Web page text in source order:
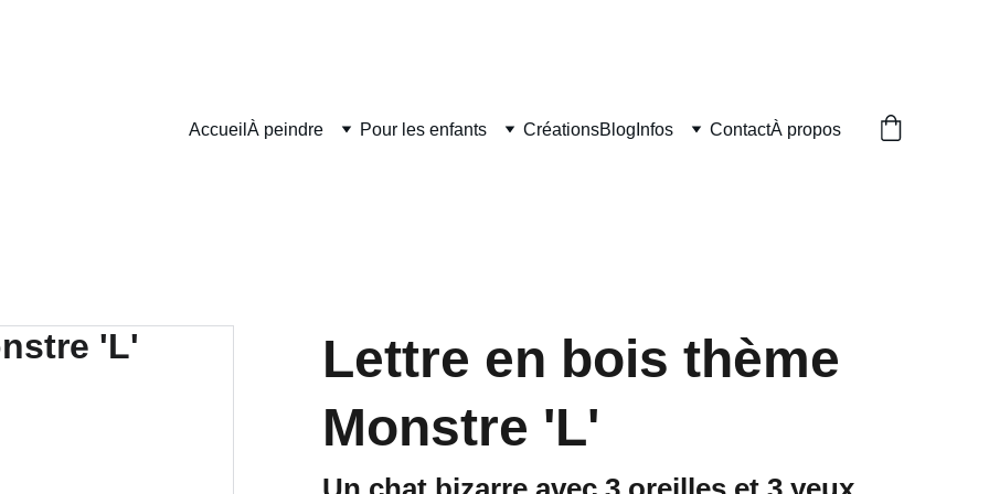
Accueil À peindre Pour les enfants CréationsBlog Infos ContactÀ propos
Lettre en bois thème
Monstre 'L'